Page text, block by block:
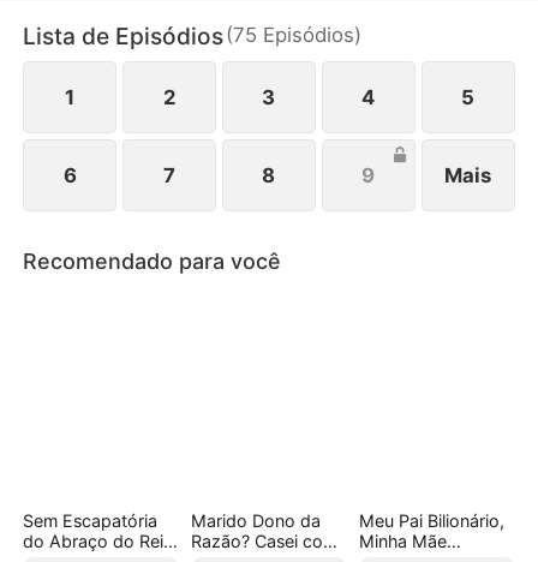
Lista de Episódios(75 Episódios)
1 2 3 4 5
6 7 8 9 Mais
Recomendado para você
Sem Escapatória
do Abraço do Rei
Marido Dono da
Razão? Casei com
Meu Pai Bilionário,
Minha Mãe